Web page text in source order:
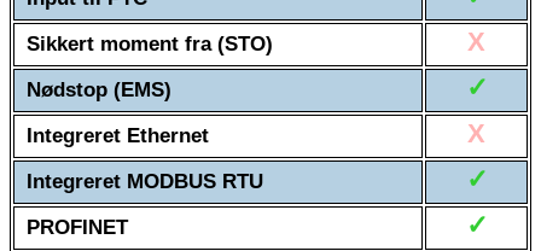
Sikkert moment fra (STO) X
Nødstop (EMS) ✓
Integreret Ethernet X
Integreret MODBUS RTU ✓
PROFINET ✓